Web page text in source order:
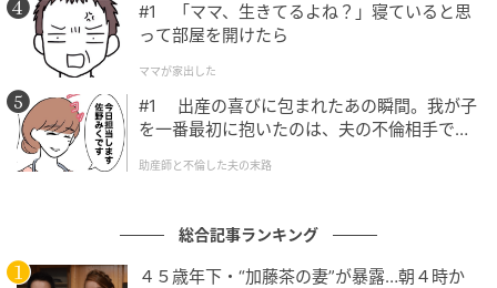
物語の前半で印象に残ったのは、ヒューマノイドの翔
がやってきた日の夜、就寝前に音々が翔に「おかえ
り」と繰り返し言うシーン。たとえ本物の翔ではなく
ても、「おかえり」と言えることがどれだけ幸せだっ
ただろう…。とても短いシーンではあるが、音々の声に
はうれしさと切なさが絶妙に入り混じっており、綾瀬
#1 「ママ、生きてるよね？」寝ていると思
って部屋を開けたら
ママが家出した
#1 出産の喜びに包まれたあの瞬間。我が子
を一番最初に抱いたのは、夫の不倫相手でし
助産師と不倫した夫の末路
総合記事ランキング
４５歳年下・“加藤茶の妻”が暴露…朝４時か